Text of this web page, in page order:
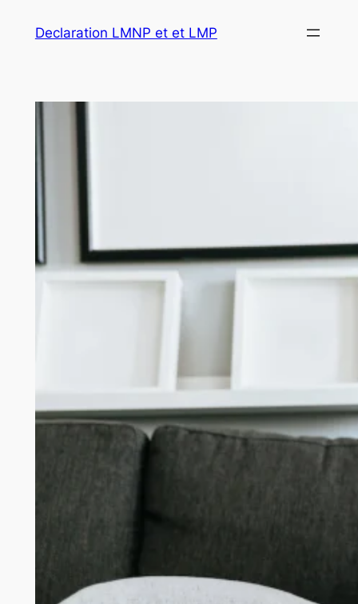
Declaration LMNP et et LMP